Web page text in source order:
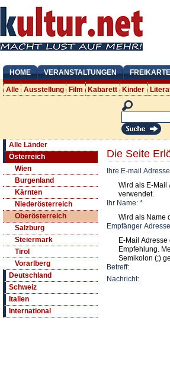
HOME VERANSTALTUNGEN
Alle Ausstellung Film Kabarett Kinder
Alle Länder
Österreich
Wien
Burgenland
Kärnten
Niederösterreich
Oberösterreich
Salzburg
Steiermark
Tirol
Vorarlberg
Deutschland
Schweiz
Italien
International
Die Seite
Ihre E-mail
Wird als E-Mail
verwendet.
Ihr Name: *
Wird als Name
Empfänger
E-Mail
Empfehlung.
Semikolon (;)
Betreff:
Nachricht: